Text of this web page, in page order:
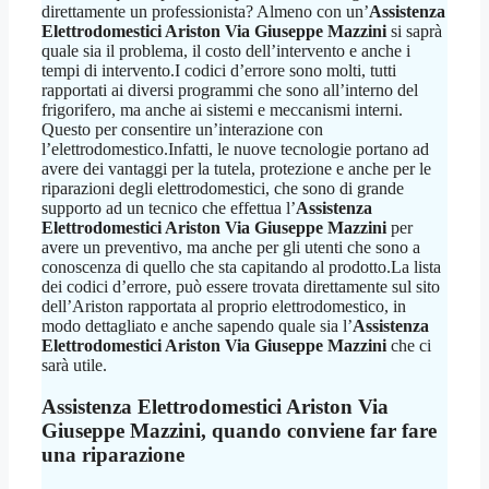
direttamente un professionista? Almeno con un’Assistenza
Elettrodomestici Ariston Via Giuseppe Mazzini si saprà
quale sia il problema, il costo dell’intervento e anche i
tempi di intervento.I codici d’errore sono molti, tutti
rapportati ai diversi programmi che sono all’interno del
frigorifero, ma anche ai sistemi e meccanismi interni.
Questo per consentire un’interazione con
l’elettrodomestico.Infatti, le nuove tecnologie portano ad
avere dei vantaggi per la tutela, protezione e anche per le
riparazioni degli elettrodomestici, che sono di grande
supporto ad un tecnico che effettua l’Assistenza
Elettrodomestici Ariston Via Giuseppe Mazzini per
avere un preventivo, ma anche per gli utenti che sono a
conoscenza di quello che sta capitando al prodotto.La lista
dei codici d’errore, può essere trovata direttamente sul sito
dell’Ariston rapportata al proprio elettrodomestico, in
modo dettagliato e anche sapendo quale sia l’Assistenza
Elettrodomestici Ariston Via Giuseppe Mazzini che ci
sarà utile.
Assistenza Elettrodomestici Ariston Via
Giuseppe Mazzini, quando conviene far fare
una riparazione